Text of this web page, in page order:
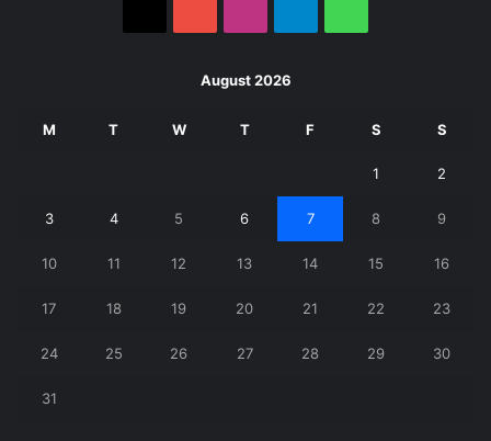
August 2026
M T W T F S S
1 2
3 4 5 6 7 8 9
10 11 12 13 14 15 16
17 18 19 20 21 22 23
24 25 26 27 28 29 30
31